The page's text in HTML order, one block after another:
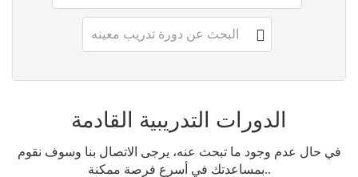
الدورات التدريبية القادمة
في حال عدم وجود ما تبحث عنه، يرجى الاتصال بنا وسوف نقوم
بمساعدتك في أسرع فرصة ممكنة..